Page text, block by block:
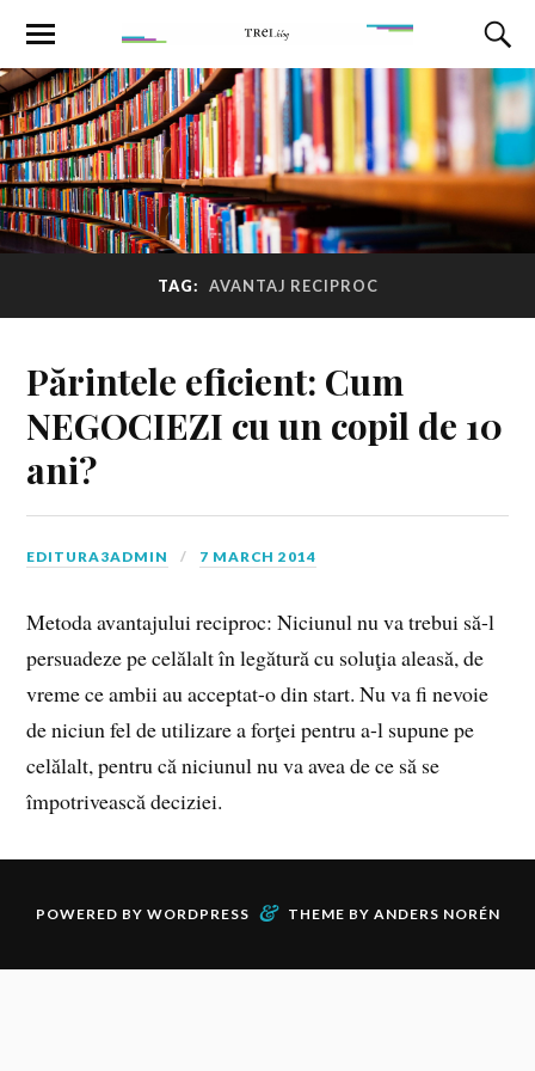
TAG: AVANTAJ RECIPROC
Părintele eficient: Cum
NEGOCIEZI cu un copil de 10
ani?
EDITURA3ADMIN 7 MARCH 2014
Metoda avantajului reciproc: Niciunul nu va trebui să-l
persuadeze pe celălalt în legătură cu soluţia aleasă, de
vreme ce ambii au acceptat-o din start. Nu va fi nevoie
de niciun fel de utilizare a forţei pentru a-l supune pe
celălalt, pentru că niciunul nu va avea de ce să se
împotrivească deciziei.
POWERED BY WORDPRESS & THEME BY ANDERS NORÉN